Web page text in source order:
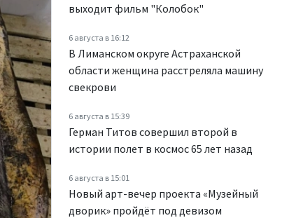
выходит фильм "Колобок"
6 августа в 16:12
В Лиманском округе Астраханской
области женщина расстреляла машину
свекрови
6 августа в 15:39
Герман Титов совершил второй в
истории полет в космос 65 лет назад
6 августа в 15:01
Новый арт-вечер проекта «Музейный
дворик» пройдёт под девизом